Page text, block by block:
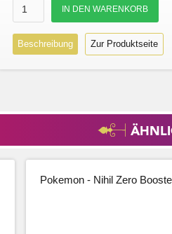
Beschreibung Zur Produktseite
Pokemon - Nihil Zero